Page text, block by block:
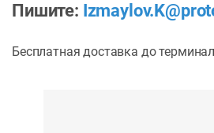
Пишите:
Бесплатная доставка до